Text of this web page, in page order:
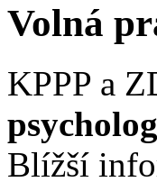
Volná
KPPP a
psycholog
Blížší